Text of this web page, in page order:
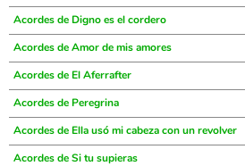
Acordes de Digno es el cordero
Acordes de Amor de mis amores
Acordes de El Aferrafter
Acordes de Peregrina
Acordes de Ella usó mi cabeza con un revolver
Acordes de Si tu supieras